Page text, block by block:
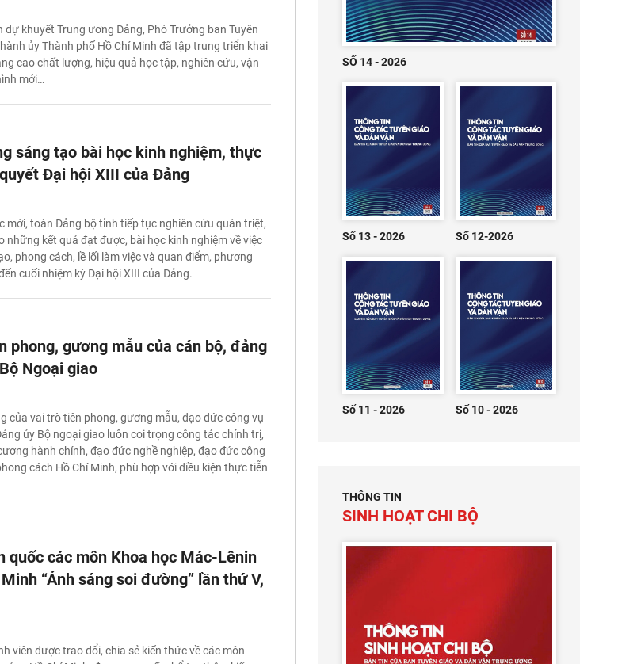
dự khuyết Trung ương Đảng, Phó Trưởng ban Tuyên
ủy Thành phố Hồ Chí Minh đã tập trung triển khai
cao chất lượng, hiệu quả học tập, nghiên cứu, vận
mới…
sáng tạo bài học kinh nghiệm, thực
Đại hội XIII của Đảng
mới, toàn Đảng bộ tỉnh tiếp tục nghiên cứu quán triệt,
những kết quả đạt được, bài học kinh nghiệm về việc
phong cách, lề lối làm việc và quan điểm, phương
cuối nhiệm kỳ Đại hội XIII của Đảng.
phong, gương mẫu của cán bộ, đảng
Ngoại giao
của vai trò tiên phong, gương mẫu, đạo đức công vụ
ủy Bộ ngoại giao luôn coi trọng công tác chính trị,
hành chính, đạo đức nghề nghiệp, đạo đức công
cách Hồ Chí Minh, phù hợp với điều kiện thực tiễn
quốc các môn Khoa học Mác-Lênin
“Ánh sáng soi đường” lần thứ V,
viên được trao đổi, chia sẻ kiến thức về các môn
SỐ 14 - 2026
Số 13 - 2026 Số 12-2026
Số 11 - 2026 Số 10 - 2026
THÔNG TIN
SINH HOẠT CHI BỘ